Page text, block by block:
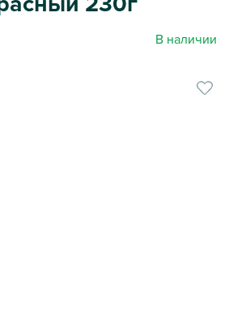
В наличии